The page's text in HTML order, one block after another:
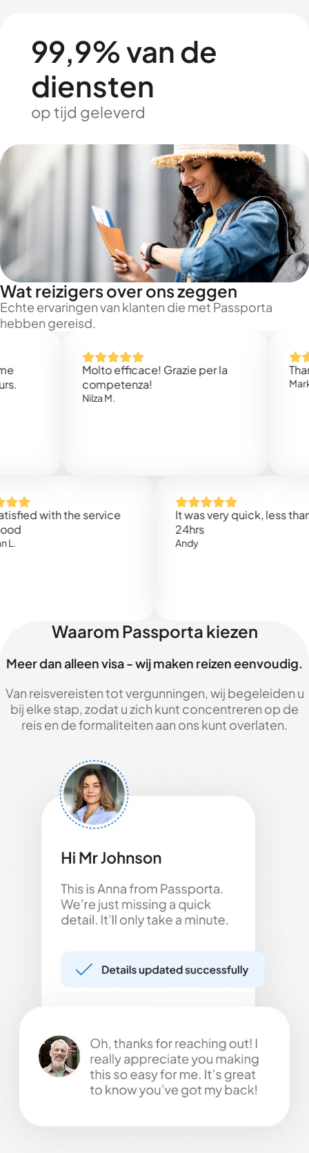
99,9% van de
diensten
op tijd geleverd
Wat reizigers over ons zeggen
Echte ervaringen van klanten die met Passporta
hebben gereisd.
Molto efficace! Grazie per la
competenza!
Thank
Mark N.
with the service
It was very quick, less than
Waarom Passporta kiezen
Meer dan alleen visa - wij maken reizen eenvoudig.
Van reisvereisten tot vergunningen, wij begeleiden u
bij elke stap, zodat u zich kunt concentreren op de
reis en de formaliteiten aan ons kunt overlaten.